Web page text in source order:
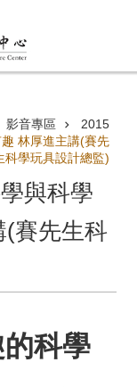
影音專區
2015
林厚進主講(賽先
科學玩具設計總監)
與科學
(賽先生科
科學